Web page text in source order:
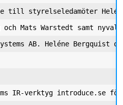
till styrelseledamöter
och Mats Warstedt samt
AB. Heléne
IR-verktyg introduce.se